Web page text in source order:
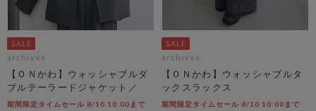
archives
【ＯＮかわ】ウォッシャブルダ
ブルテーラードジャケット／
期間限定タイムセール 8/10 10:00まで
archives
【ＯＮかわ】ウォッシャブルタ
ックスラックス
期間限定タイムセール 8/10 10:00まで